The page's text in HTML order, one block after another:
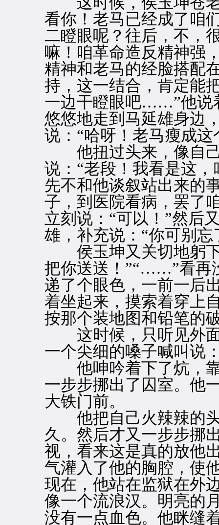
看你！老马已经成了咱
二瞪眼呢？往后，不，
嘛！咱革命造反精神强
精神和老马的经脸搭配
持，这一结合，肯定能
一边干瞪眼吧……”他说
悠悠地走到马延雄身边
说：“哈呀！老马瘦成这
他扭过头来，像自己
说：“老段！我看是这
先不和他谈叙站出来的
子，到医院看病，罢了
立刻说：“可以！”然后
雄，补充说：“你可别
侯玉坤又关切地躬下
把你送送！”“……”看再
递了个眼色，一前一
着坐起来，摸索着穿上
按那个装地图和铅笔的
这时候，只听见外面
一个尖细的嗓子喊叫说
他呻吟着下了炕，靠
一步步挪出了囚室。他
大铁门前。
他把自己火辣辣的头
久。然后才又一步步挪
视，看来这是真的放他
气灌入了他的胸腔，使
现在，他站在监狱在外
像一个流浪汉。明亮的
没有一点血色。他眯缝